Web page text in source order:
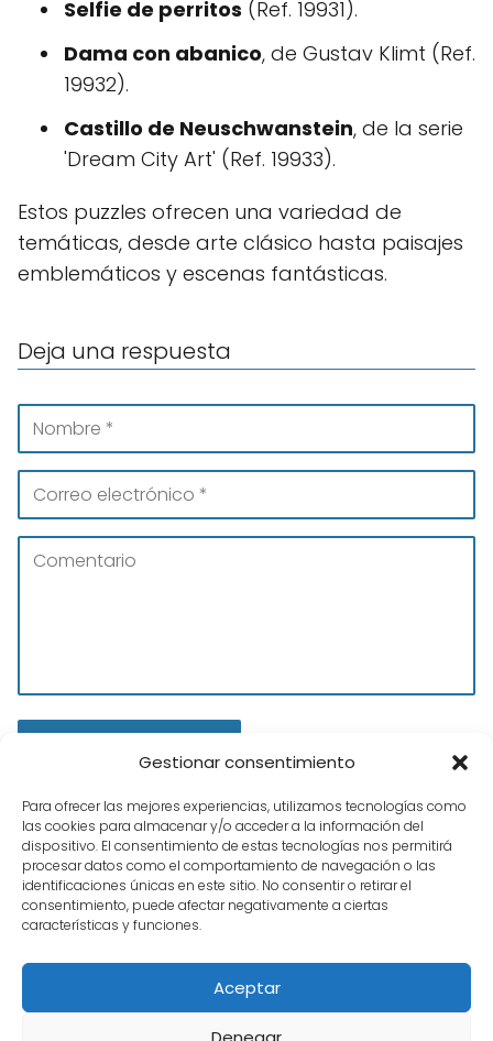
Gestionar consentimiento
Para ofrecer las mejores experiencias, utilizamos tecnologías como
las cookies para almacenar y/o acceder a la información del
dispositivo. El consentimiento de estas tecnologías nos permitirá
procesar datos como el comportamiento de navegación o las
identificaciones únicas en este sitio. No consentir o retirar el
consentimiento, puede afectar negativamente a ciertas
características y funciones.
Aceptar
Selfie de perritos (Ref. 19931).
Dama con abanico, de Gustav Klimt (Ref.
19932).
Castillo de Neuschwanstein, de la serie
'Dream City Art' (Ref. 19933).
Estos puzzles ofrecen una variedad de
temáticas, desde arte clásico hasta paisajes
emblemáticos y escenas fantásticas.
Deja una respuesta
Tienda Hobbies